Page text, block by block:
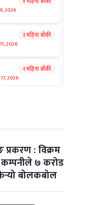
2026
2026
२ महिना बाँकी
2026
२ महिना बाँकी
2026
2026
२ महिना बाँकी
प्रकरण : विक्रम
७ करोड
बोलकबोल